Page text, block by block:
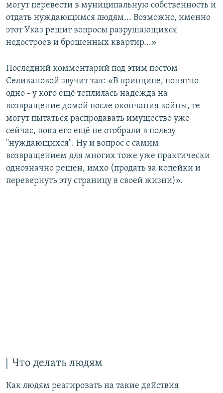
могут перевести в муниципальную собственность и
отдать нуждающимся людям... Возможно, именно
этот Указ решит вопросы разрушающихся
недостроев и брошенных квартир...»
Последний комментарий под этим постом
Селивановой звучит так: «В принципе, понятно
одно - у кого ещё теплилась надежда на
возвращение домой после окончания войны, те
могут пытаться распродавать имущество уже
сейчас, пока его ещё не отобрали в пользу
"нуждающихся". Ну и вопрос с самим
возвращением для многих тоже уже практически
однозначно решен, имхо (продать за копейки и
перевернуть эту страницу в своей жизни)».
Что делать людям
Как людям реагировать на такие действия